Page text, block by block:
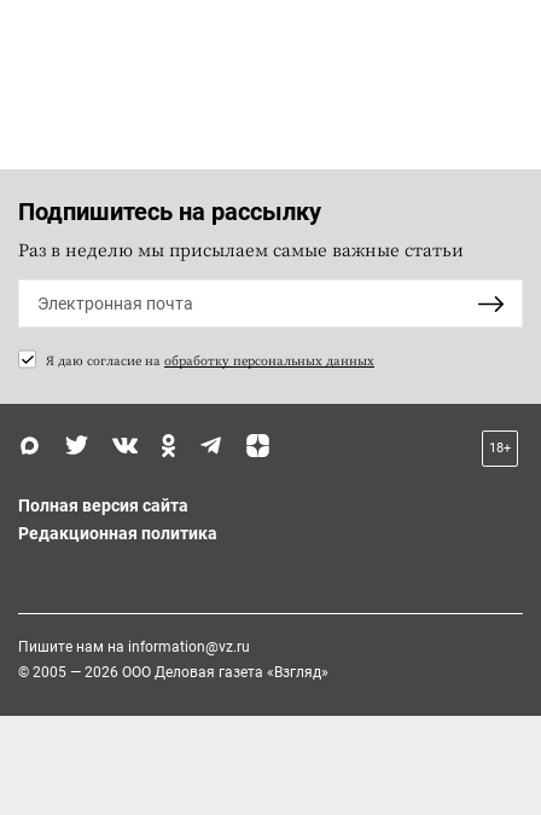
Подпишитесь на рассылку
Раз в неделю мы присылаем самые важные статьи
Я даю согласие на обработку персональных данных
18+
Полная версия сайта
Редакционная политика
Пишите нам на information@vz.ru
© 2005 — 2026 ООО Деловая газета «Взгляд»